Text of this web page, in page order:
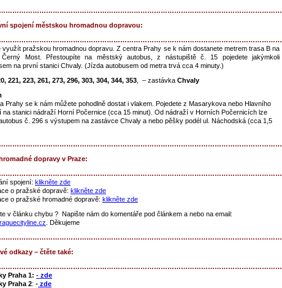
spojení městskou hromadnou dopravou:
využít pražskou hromadnou dopravu. Z centra Prahy se k nám dostanete metrem trasa B na
Černý Most. Přestoupíte na městský autobus, z nástupiště č. 15 pojedete jakýmkoli
na první stanici Chvaly. (Jízda autobusem od metra trvá cca 4 minuty.)
221, 223, 261, 273, 296, 303, 304, 344, 353 , – zastávka Chvaly
Prahy se k nám můžete pohodlně dostat i vlakem. Pojedete z Masarykova nebo Hlavního
na stanici nádraží Horní Počernice (cca 15 minut). Od nádraží v Horních Počernicích lze
č. 296 s výstupem na zastávce Chvaly a nebo pěšky podél ul. Náchodská (cca 1,5
dopravy v Praze:
spojení: klikněte zde
o pražské dopravě: klikněte zde
o pražské hromadné dopravě: klikněte zde
v článku chybu ? Napište nám do komentáře pod článkem a nebo na email:
. Děkujeme
odkazy – čtěte také:
Praha 1: - zde
Praha 2: - zde